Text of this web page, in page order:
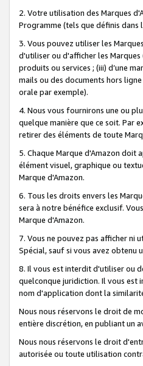
2. Votre utilisation des Marques
Programme (tels que définis dans
3. Vous pouvez utiliser les
d'utiliser ou d'afficher les
produits ou services ; (iii) d’une
mails ou des documents hors
orale par exemple).
4. Nous vous fournirons une ou
quelque manière que ce soit. Par
retirer des éléments de toute
5. Chaque Marque d'Amazon doit
élément visuel, graphique ou
Marque d'Amazon.
6. Tous les droits envers les
sera à notre bénéfice exclusif.
Marque d'Amazon.
7. Vous ne pouvez pas afficher ni
Spécial, sauf si vous avez obtenu
8. Il vous est interdit d'utiliser ou
quelconque juridiction. Il vous est
nom d'application dont la
Nous nous réservons le droit de
entière discrétion, en publiant un
Nous nous réservons le droit
autorisée ou toute utilisation